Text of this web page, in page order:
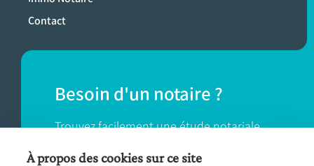
Contact
Besoin d'un notaire ?
Trouvez facilement une étude notariale
près de chez vous.
À propos des cookies sur ce site